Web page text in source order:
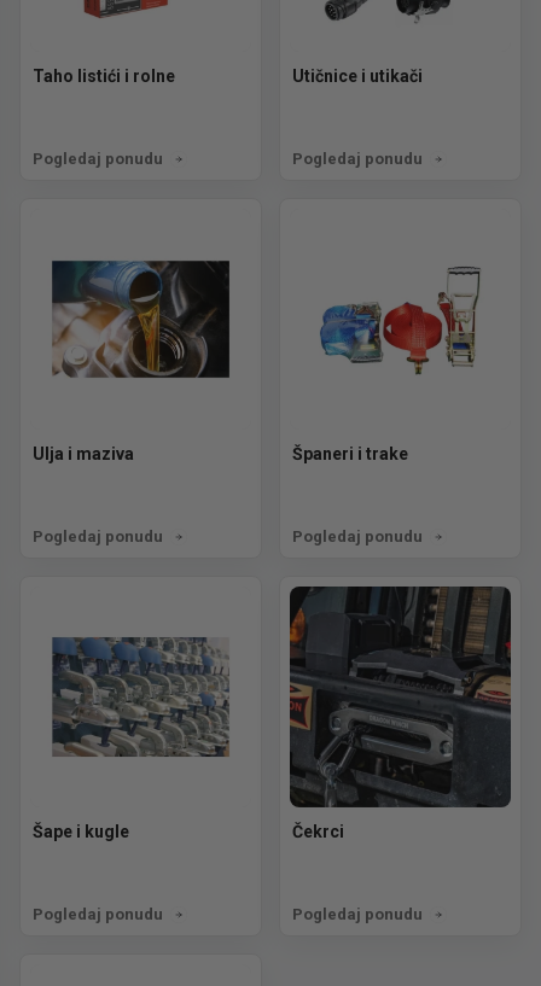
Taho listići i rolne
Pogledaj ponudu
Utičnice i utikači
Pogledaj ponudu
Ulja i maziva
Pogledaj ponudu
Španeri i trake
Pogledaj ponudu
Šape i kugle
Pogledaj ponudu
Čekrci
Pogledaj ponudu